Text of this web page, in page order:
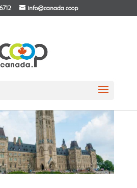
info@canada.coop